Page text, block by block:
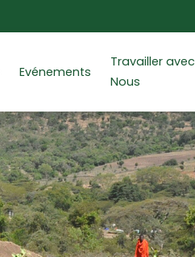
Evénements
Travailler avec
Nous